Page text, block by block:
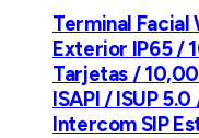
Terminal Facial
Exterior IP65 /
Tarjetas /
ISAPI / ISUP
Intercom SIP